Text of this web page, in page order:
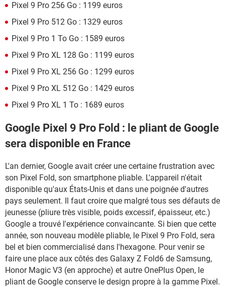
Pixel 9 Pro 256 Go : 1199 euros
Pixel 9 Pro 512 Go : 1329 euros
Pixel 9 Pro 1 To Go : 1589 euros
Pixel 9 Pro XL 128 Go : 1199 euros
Pixel 9 Pro XL 256 Go : 1299 euros
Pixel 9 Pro XL 512 Go : 1429 euros
Pixel 9 Pro XL 1 To : 1689 euros
Google Pixel 9 Pro Fold : le pliant de Google
sera disponible en France
L'an dernier, Google avait créer une certaine frustration avec
son Pixel Fold, son smartphone pliable. L'appareil n'était
disponible qu'aux États-Unis et dans une poignée d'autres
pays seulement. Il faut croire que malgré tous ses défauts de
jeunesse (pliure très visible, poids excessif, épaisseur, etc.)
Google a trouvé l'expérience convaincante. Si bien que cette
année, son nouveau modèle pliable, le Pixel 9 Pro Fold, sera
bel et bien commercialisé dans l'hexagone. Pour venir se
faire une place aux côtés des Galaxy Z Fold6 de Samsung,
Honor Magic V3 (en approche) et autre OnePlus Open, le
pliant de Google conserve le design propre à la gamme Pixel.